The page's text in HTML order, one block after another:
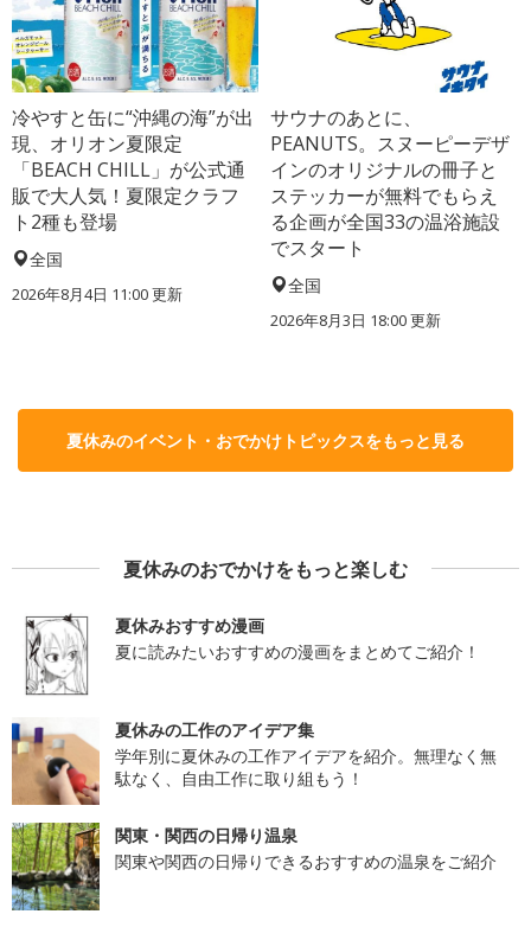
冷やすと缶に“沖縄の海”が出
現、オリオン夏限定
「BEACH CHILL」が公式通
販で大人気！夏限定クラフ
ト2種も登場
全国
2026年8月4日 11:00更新
サウナのあとに、
PEANUTS。スヌーピーデザ
インのオリジナルの冊子と
ステッカーが無料でもらえ
る企画が全国33の温浴施設
でスタート
全国
2026年8月3日 18:00更新
夏休みのイベント・おでかけトピックスをもっと見る
夏休みのおでかけをもっと楽しむ
夏休みおすすめ漫画
夏に読みたいおすすめの漫画をまとめてご紹介！
夏休みの工作のアイデア集
学年別に夏休みの工作アイデアを紹介。無理なく無
駄なく、自由工作に取り組もう！
関東・関西の日帰り温泉
関東や関西の日帰りできるおすすめの温泉をご紹介